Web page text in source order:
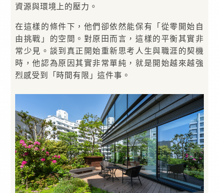
資源與環境上的壓力。
在這樣的條件下，他們卻依然能保有「從零開始自
由挑戰」的空間。對原田而言，這樣的平衡其實非
常少見。談到真正開始重新思考人生與職涯的契機
時，他認為原因其實非常單純，就是開始越來越強
烈感受到「時間有限」這件事。